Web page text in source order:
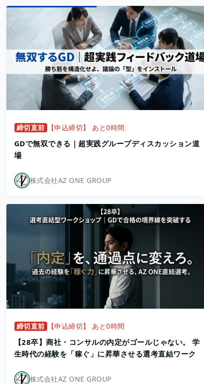
締切直前 【申込締切】 あと0時間
GDで無双できる｜超実践グループディスカッション道
場
株式会社AZ ONE GROUP
締切直前 【申込締切】 あと0時間
【28卒】商社・コンサルの内定がゴールじゃない。 学
生時代の経験を「稼ぐ」に昇華させる選考直結ワーク
株式会社AZ ONE GROUP